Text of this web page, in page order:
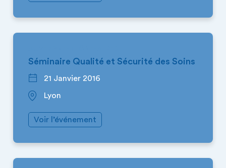
Séminaire Qualité et Sécurité des Soins
21 Janvier 2016
Lyon
Voir l’événement